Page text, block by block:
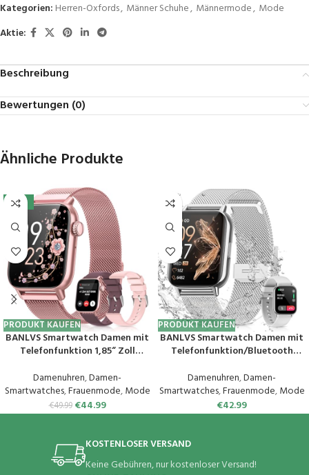
Kategorien: Herren-Oxfords, Männer Schuhe, Männermode, Mode
Aktie:
Beschreibung
Bewertungen (0)
Ähnliche Produkte
-10%
PRODUKT KAUFEN
BANLVS Smartwatch Damen mit
Telefonfunktion 1,85“ Zoll
Herzfrequenz, Schlafmonitor,
Menstruationszyklus, IP68
wasserdichte Sportuhr für iOS
und Android (Rosa)
Damenuhren,Damen-
Smartwatches,Frauenmode,Mode
€49.99 €44.99
PRODUKT KAUFEN
BANLVS Smartwatch Damen mit
Telefonfunktion/Bluetooth
Menstruationszyklus, Pulsuhr,
Schlafmonitor, SpO2, IP68
Wasserdicht Schrittzähler
Fitness Tracker iOS Android
Damenuhren,Damen-
Smartwatches,Frauenmode,Mode
€42.99
KOSTENLOSER VERSAND
Keine Gebühren, nur kostenloser Versand!